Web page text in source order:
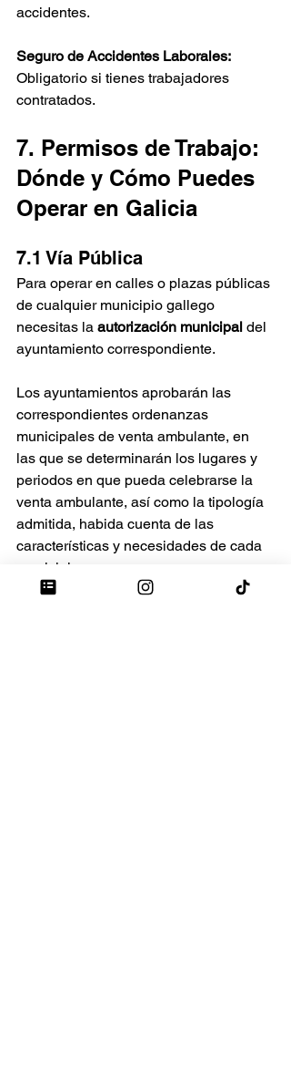
accidentes.
Seguro de Accidentes Laborales:
Obligatorio si tienes trabajadores
contratados.
7. Permisos de Trabajo:
Dónde y Cómo Puedes
Operar en Galicia
7.1 Vía Pública
Para operar en calles o plazas públicas
de cualquier municipio gallego
necesitas la autorización municipal del
ayuntamiento correspondiente.
Los ayuntamientos aprobarán las
correspondientes ordenanzas
municipales de venta ambulante, en
las que se determinarán los lugares y
periodos en que pueda celebrarse la
venta ambulante, así como la tipología
admitida, habida cuenta de las
características y necesidades de cada
municipio.